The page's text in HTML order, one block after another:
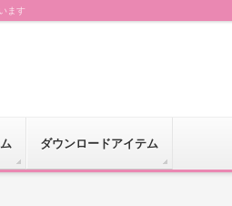
ます
ダウンロードアイテム